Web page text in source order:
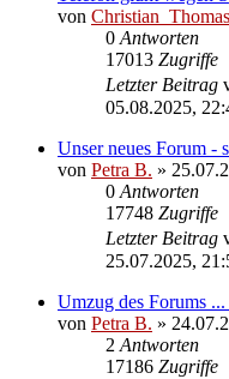
von Christian_Thomas
0Antworten
17013 Zugriffe
Letzter Beitrag
05.08.2025,
Unser neues Forum -
von Petra B. »
0Antworten
17748 Zugriffe
Letzter Beitrag
25.07.2025,
Umzug des Forums
von Petra B. »
2Antworten
17186 Zugriffe